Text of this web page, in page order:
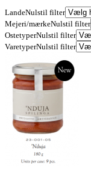
LandeNulstil filter
Mejeri/mærkeNulstil filter
OstetyperNulstil filter
VaretyperNulstil filter